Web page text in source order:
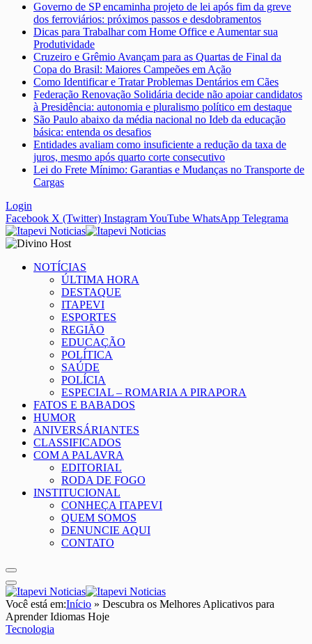
Governo de SP encaminha projeto de lei após fim da greve
dos ferroviários: próximos passos e desdobramentos
Dicas para Trabalhar com Home Office e Aumentar sua
Produtividade
Cruzeiro e Grêmio Avançam para as Quartas de Final da
Copa do Brasil: Maiores Campeões em Ação
Como Identificar e Tratar Problemas Dentários em Cães
Federação Renovação Solidária decide não apoiar candidatos
à Presidência: autonomia e pluralismo político em destaque
São Paulo abaixo da média nacional no Ideb da educação
básica: entenda os desafios
Entidades avaliam como insuficiente a redução da taxa de
juros, mesmo após quarto corte consecutivo
Lei do Frete Mínimo: Garantias e Mudanças no Transporte de
Cargas
Login
Facebook X (Twitter) InstagramYouTube WhatsApp Telegrama
NOTÍCIAS
ÚLTIMA HORA
DESTAQUE
ITAPEVI
ESPORTES
REGIÃO
EDUCAÇÃO
POLÍTICA
SAÚDE
POLÍCIA
ESPECIAL – ROMARIA A PIRAPORA
FATOS E BABADOS
HUMOR
ANIVERSÁRIANTES
CLASSIFICADOS
COM A PALAVRA
EDITORIAL
RODA DE FOGO
INSTITUCIONAL
CONHEÇA ITAPEVI
QUEM SOMOS
DENUNCIE AQUI
CONTATO
Você está em:Início » Descubra os Melhores Aplicativos para
Aprender Idiomas Hoje
Tecnologia